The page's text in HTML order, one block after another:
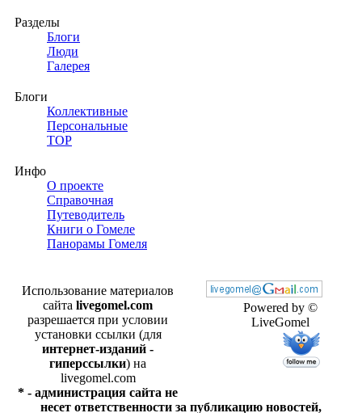
Разделы
Блоги
Люди
Галерея
Блоги
Коллективные
Персональные
TOP
Инфо
О проекте
Справочная
Путеводитель
Книги о Гомеле
Панорамы Гомеля
Powered by ©
LiveGomel
Использование материалов
сайта livegomel.com
разрешается при условии
установки ссылки (для
интернет-изданий -
гиперссылки) на
livegomel.com
* - администрация сайта не
несет ответственности за публикацию новостей,